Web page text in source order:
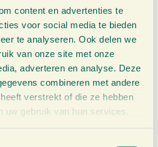
content en advertenties te
voor social media te bieden
te analyseren. Ook delen we
van onze site met onze
adverteren en analyse. Deze
combineren met andere
verstrekt of die ze hebben
uw gebruik van hun services.
Liquid Sensation
500ml
€14,95